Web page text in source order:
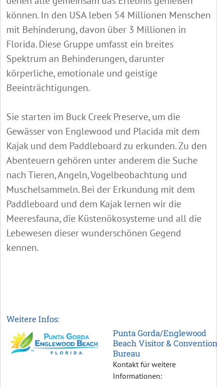
können. In den USA leben 54 Millionen Menschen
mit Behinderung, davon über 3 Millionen in
Florida. Diese Gruppe umfasst ein breites
Spektrum an Behinderungen, darunter
körperliche, emotionale und geistige
Beeinträchtigungen.
Sie starten im Buck Creek Preserve, um die
Gewässer von Englewood und Placida mit dem
Kajak und dem Paddleboard zu erkunden. Zu den
Abenteuern gehören unter anderem die Suche
nach Tieren, Angeln, Vogelbeobachtung und
Muschelsammeln. Bei der Erkundung mit dem
Paddleboard und dem Kajak lernen wir die
Meeresfauna, die Küstenökosysteme und all die
Lebewesen dieser wunderschönen Gegend
kennen.
Weitere Infos:
Punta Gorda/Englewood
Beach Visitor & Convention
Bureau
Kontakt für weitere
Informationen: